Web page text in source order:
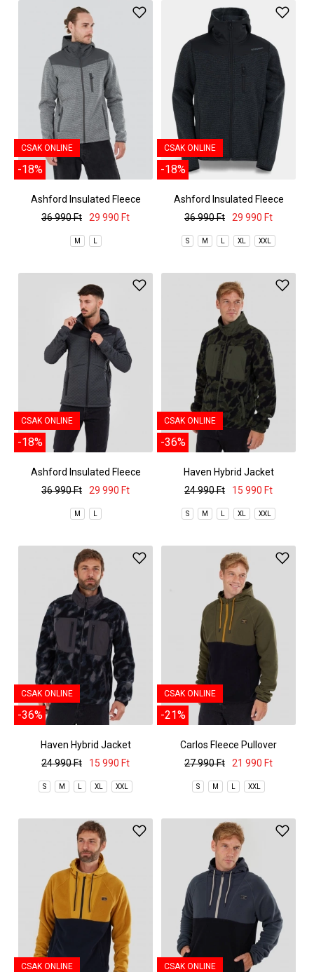
CSAK ONLINE
-18%
Ashford Insulated Fleece
Jacket
36 990 Ft 29 990 Ft
M L
CSAK ONLINE
-18%
Ashford Insulated Fleece
Jacket
36 990 Ft 29 990 Ft
S M L XL XXL
CSAK ONLINE
-18%
Ashford Insulated Fleece
Jacket
36 990 Ft 29 990 Ft
M L
CSAK ONLINE
-36%
Haven Hybrid Jacket
24 990 Ft
15 990 Ft
S M L XL XXL
CSAK ONLINE
-36%
Haven Hybrid Jacket
24 990 Ft
15 990 Ft
S M L XL XXL
CSAK ONLINE
-21%
Carlos Fleece Pullover
27 990 Ft
21 990 Ft
S M L XXL
CSAK ONLINE CSAK ONLINE